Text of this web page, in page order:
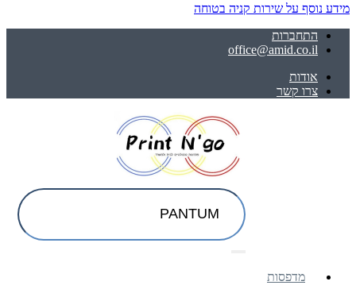
מידע נוסף על שירות קניה בטוחה
התחברות
office@amid.co.il
אודות
צרו קשר
מדפסות